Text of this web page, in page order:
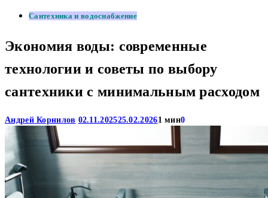
Сантехника и водоснабжение
Экономия воды: современные
технологии и советы по выбору
сантехники с минимальным расходом
Андрей Корнилов 02.11.202525.02.20261 мин0